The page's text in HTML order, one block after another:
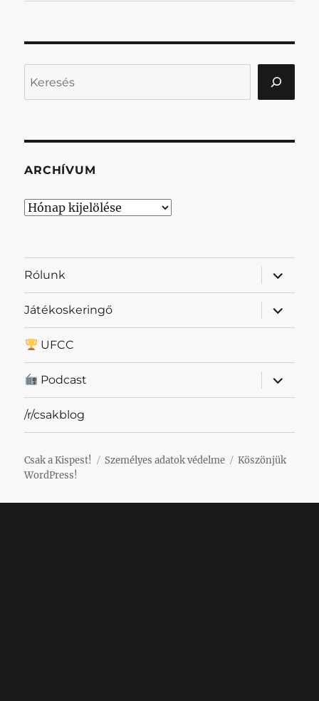
ARCHÍVUM
Archívum
Rólunk
almenü
Játékoskeringő
almenü
UFCC
Podcast
almenü
/r/csakblog
Csak a Kispest! Személyes adatok védelme
Köszönjük
WordPress!